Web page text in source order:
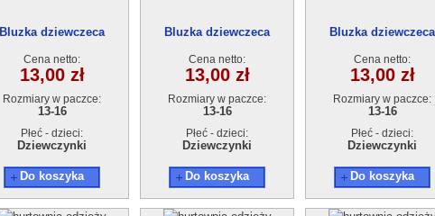
Bluzka dziewczeca
Cena netto:
13,00 zł
Rozmiary w paczce:
13-16
Płeć - dzieci:
Dziewczynki
Do koszyka
Bluzka dziewczeca
Cena netto:
13,00 zł
Rozmiary w paczce:
13-16
Płeć - dzieci:
Dziewczynki
Do koszyka
Bluzka dziewczeca
Cena netto:
13,00 zł
Rozmiary w paczce:
13-16
Płeć - dzieci:
Dziewczynki
Do koszyka